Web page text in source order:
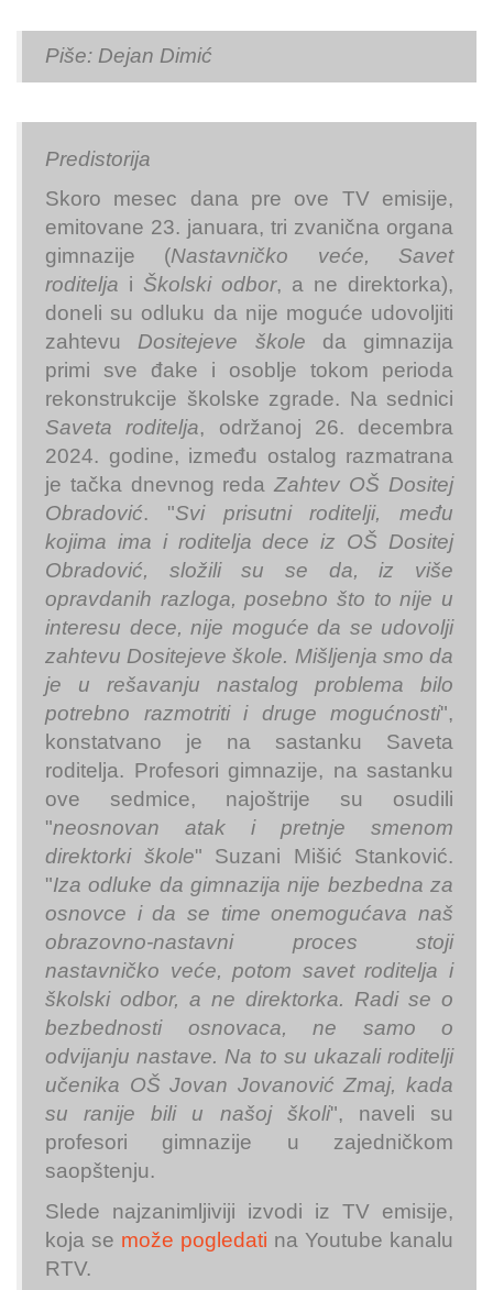
Piše: Dejan Dimić
Predistorija
Skoro mesec dana pre ove TV emisije,
emitovane 23. januara, tri zvanična organa
gimnazije (Nastavničko veće, Savet
roditelja i Školski odbor, a ne direktorka),
doneli su odluku da nije moguće udovoljiti
zahtevuDositejeve škole da gimnazija
primi sve đake i osoblje tokom perioda
rekonstrukcije školske zgrade. Na sednici
Saveta roditelja, održanoj 26. decembra
2024. godine, između ostalog razmatrana
je tačka dnevnog reda Zahtev OŠ Dositej
Obradović. "Svi prisutni roditelji, među
kojima ima i roditelja dece iz OŠ Dositej
Obradović, složili su se da, iz više
opravdanih razloga, posebno što to nije u
interesu dece, nije moguće da se udovolji
zahtevu Dositejeve škole. Mišljenja smo da
je u rešavanju nastalog problema bilo
potrebno razmotriti i druge mogućnosti",
konstatvano je na sastanku Saveta
roditelja. Profesori gimnazije, na sastanku
ove sedmice, najoštrije su osudili
"neosnovan atak i pretnje smenom
direktorki škole" Suzani Mišić Stanković.
"Iza odluke da gimnazija nije bezbedna za
osnovce i da se time onemogućava naš
obrazovno-nastavni proces stoji
nastavničko veće, potom savet roditelja i
školski odbor, a ne direktorka. Radi se o
bezbednosti osnovaca, ne samo o
odvijanju nastave. Na to su ukazali roditelji
učenika OŠ Jovan Jovanović Zmaj, kada
su ranije bili u našoj školi", naveli su
profesori gimnazije u zajedničkom
saopštenju.
Slede najzanimljiviji izvodi iz TV emisije,
koja se može pogledati na Youtube kanalu
RTV.